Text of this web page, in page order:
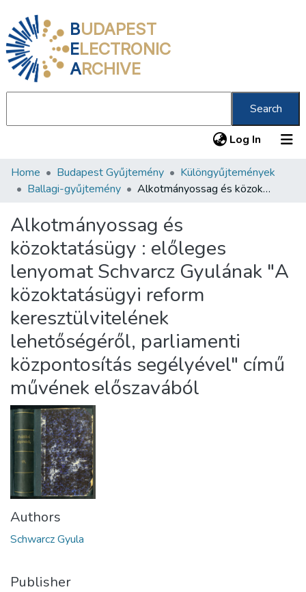
BUDAPEST
ELECTRONIC
ARCHIVE
Search
Log In (current)
Communities & Collections
Statistics
About us
Home Budapest Gyűjtemény
Különgyűjtemények
Ballagi-gyűjtemény
Alkotmányossag és közoktatásügy : előleges lenyomat Schvarcz Gyulának "A közoktatásügyi reform keresztülvitelének lehetőségéről, parliamenti központosítás segélyével" című művének előszavából
Alkotmányossag és
közoktatásügy : előleges
lenyomat Schvarcz Gyulának "A
közoktatásügyi reform
keresztülvitelének
lehetőségéről, parliamenti
központosítás segélyével" című
művének előszavából
Authors
Schwarcz Gyula
Publisher